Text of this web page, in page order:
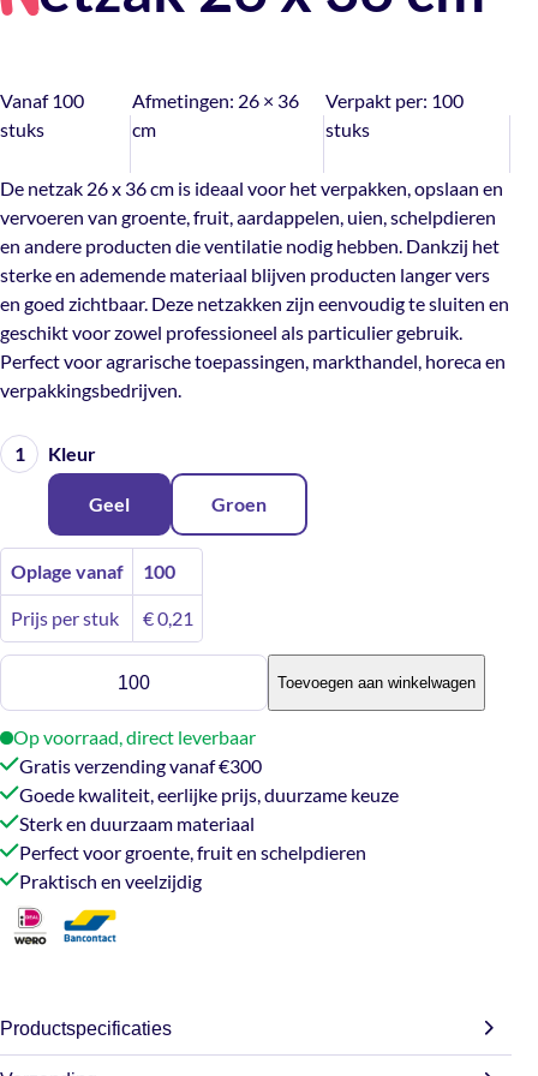
Vanaf 100
stuks
Afmetingen: 26 × 36
cm
Verpakt per: 100
stuks
De netzak 26 x 36 cm is ideaal voor het verpakken, opslaan en
vervoeren van groente, fruit, aardappelen, uien, schelpdieren
en andere producten die ventilatie nodig hebben. Dankzij het
sterke en ademende materiaal blijven producten langer vers
en goed zichtbaar. Deze netzakken zijn eenvoudig te sluiten en
geschikt voor zowel professioneel als particulier gebruik.
Perfect voor agrarische toepassingen, markthandel, horeca en
verpakkingsbedrijven.
Kleur
Geel Groen
Oplage vanaf 100
Prijs per stuk €0,21
Netzak
36
cm
aantal
Toevoegen aan winkelwagen
Op voorraad, direct leverbaar
Gratis verzending vanaf €300
Goede kwaliteit, eerlijke prijs, duurzame keuze
Sterk en duurzaam materiaal
Perfect voor groente, fruit en schelpdieren
Praktisch en veelzijdig
Productspecificaties